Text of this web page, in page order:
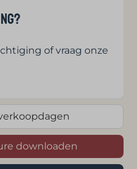
of vraag onze
downloaden